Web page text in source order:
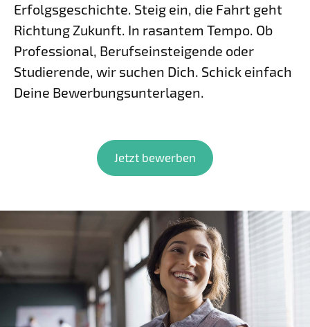
Erfolgsgeschichte. Steig ein, die Fahrt geht
Richtung Zukunft. In rasantem Tempo. Ob
Professional, Berufseinsteigende oder
Studierende, wir suchen Dich. Schick einfach
Deine Bewerbungsunterlagen.
Jetzt bewerben